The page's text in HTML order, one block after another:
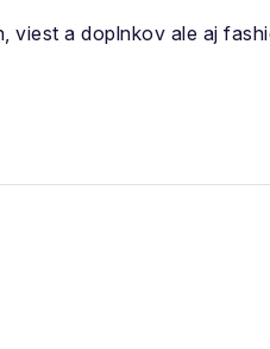
viest a doplnkov ale aj